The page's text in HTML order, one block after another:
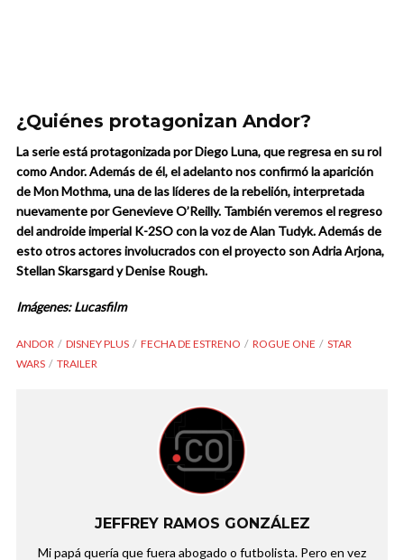
¿Quiénes protagonizan Andor?
La serie está protagonizada por Diego Luna, que regresa en su rol
como Andor. Además de él, el adelanto nos confirmó la aparición
de Mon Mothma, una de las líderes de la rebelión, interpretada
nuevamente por Genevieve O’Reilly. También veremos el regreso
del androide imperial K-2SO con la voz de Alan Tudyk. Además de
esto otros actores involucrados con el proyecto son Adria Arjona,
Stellan Skarsgard y Denise Rough.
Imágenes: Lucasfilm
ANDOR DISNEY PLUS FECHA DE ESTRENO ROGUE ONE
STAR
WARS
TRAILER
JEFFREY RAMOS GONZÁLEZ
Mi papá quería que fuera abogado o futbolista. Pero en vez